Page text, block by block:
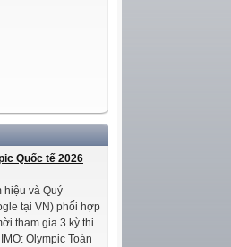
Quốc tế 2026
hiệu và Quý
tại VN) phối hợp
tham gia 3 kỳ thi
Olympic Toán